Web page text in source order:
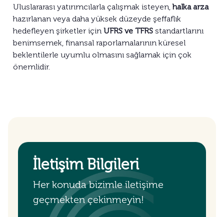
Uluslararası yatırımcılarla çalışmak isteyen,halka arza
hazırlanan veya daha yüksek düzeyde şeffaflık
hedefleyen şirketler için UFRS ve TFRS standartlarını
benimsemek, finansal raporlamalarının küresel
beklentilerle uyumlu olmasını sağlamak için çok
önemlidir.
İletişim Bilgileri
Her konuda bizimle iletişime
geçmekten çekinmeyin!